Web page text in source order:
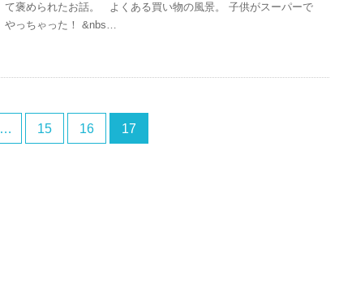
て褒められたお話。 よくある買い物の風景。 子供がスーパーで
やっちゃった！ &nbs…
… 15 16 17